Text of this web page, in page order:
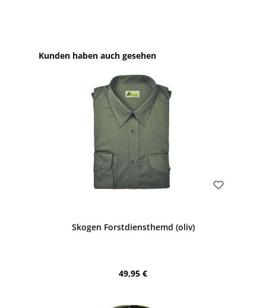
Produktgalerie überspringen
Kunden haben auch gesehen
Skogen Forstdiensthemd (oliv)
Regulärer Preis:
49,95 €